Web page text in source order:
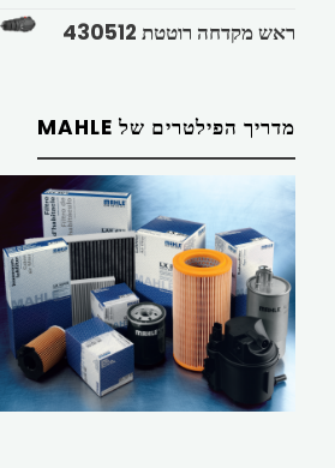
ראש מקדחה רוטטת 430512
מדריך הפילטרים של MAHLE